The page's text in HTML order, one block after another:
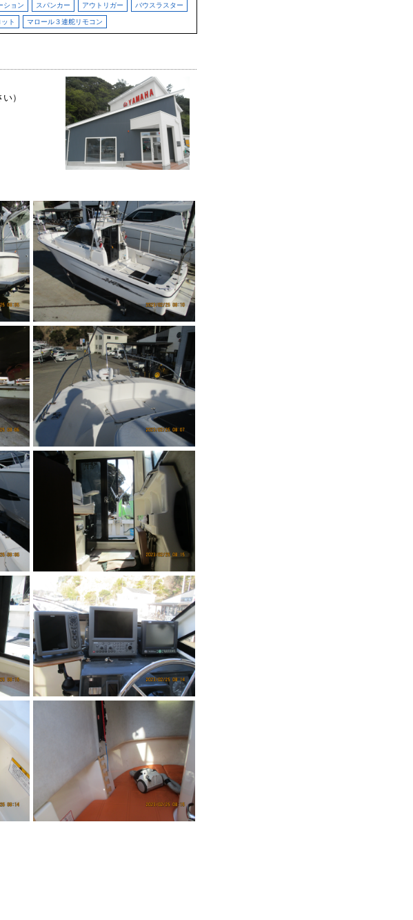
ション スパンカー アウトリガー バウスラスター
ト マロール３連舵リモコン
）